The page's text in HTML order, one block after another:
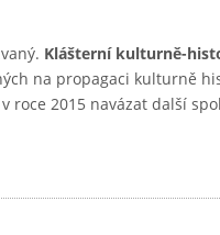
Klášterní kulturně-
na propagaci kulturně
roce 2015 navázat další